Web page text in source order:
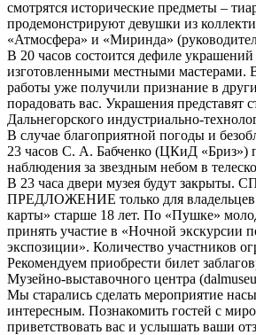
смотрятся исторические предметы –
продемонстрируют девушки из
«Атмосфера» и «Миринда»
В 20 часов состоится дефиле
изготовленными местными мастерами.
работы уже получили признание в
порадовать вас. Украшения представят
Дальнегорского индустриально-
В случае благоприятной погоды и
23 часов С. А. Бабченко (ЦКиД «Бриз»)
наблюдения за звездным небом в
В 23 часа двери музея будут
ПРЕДЛОЖЕНИЕ только для
карты» старше 18 лет. По «Пушке»
принять участие в «Ночной экскурсии
экспозиции». Количество участников
Рекомендуем приобрести билет
Музейно-выставочного центра
Мы старались сделать мероприятие
интересным. Познакомить гостей с
приветствовать вас и услышать ваши